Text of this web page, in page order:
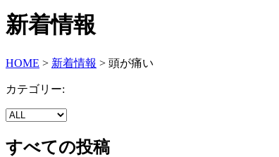
新着情報
HOME > 新着情報 > 頭が痛い
カテゴリー:
すべての投稿